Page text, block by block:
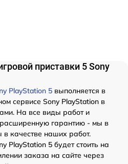
приставки 5 Sony
PlayStation 5 выполняется в
сервисе Sony PlayStation в
На все виды работ и
расширенную гарантию - мы в
качестве наших работ.
PlayStation 5 будет стоить на
заказа на сайте через